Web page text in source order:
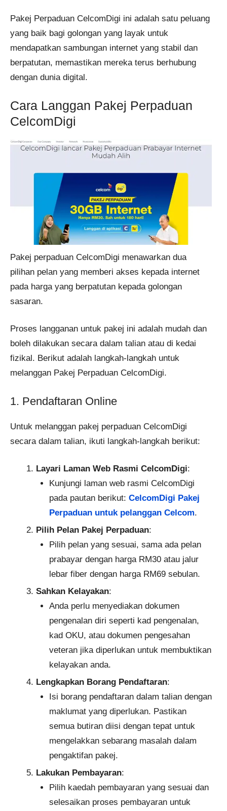
Pakej Perpaduan CelcomDigi ini adalah satu peluang
yang baik bagi golongan yang layak untuk
mendapatkan sambungan internet yang stabil dan
berpatutan, memastikan mereka terus berhubung
dengan dunia digital.
Cara Langgan Pakej Perpaduan
CelcomDigi
Pakej perpaduan CelcomDigi menawarkan dua
pilihan pelan yang memberi akses kepada internet
pada harga yang berpatutan kepada golongan
sasaran.
Proses langganan untuk pakej ini adalah mudah dan
boleh dilakukan secara dalam talian atau di kedai
fizikal. Berikut adalah langkah-langkah untuk
melanggan Pakej Perpaduan CelcomDigi.
1. Pendaftaran Online
Untuk melanggan pakej perpaduan CelcomDigi
secara dalam talian, ikuti langkah-langkah berikut:
Layari Laman Web Rasmi CelcomDigi:
Kunjungi laman web rasmi CelcomDigi
pada pautan berikut: CelcomDigi Pakej
Perpaduan untuk pelanggan Celcom.
Pilih Pelan Pakej Perpaduan:
Pilih pelan yang sesuai, sama ada pelan
prabayar dengan harga RM30 atau jalur
lebar fiber dengan harga RM69 sebulan.
Sahkan Kelayakan:
Anda perlu menyediakan dokumen
pengenalan diri seperti kad pengenalan,
kad OKU, atau dokumen pengesahan
veteran jika diperlukan untuk membuktikan
kelayakan anda.
Lengkapkan Borang Pendaftaran:
Isi borang pendaftaran dalam talian dengan
maklumat yang diperlukan. Pastikan
semua butiran diisi dengan tepat untuk
mengelakkan sebarang masalah dalam
pengaktifan pakej.
Lakukan Pembayaran:
Pilih kaedah pembayaran yang sesuai dan
selesaikan proses pembayaran untuk